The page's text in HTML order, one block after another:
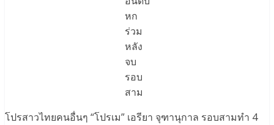
หก
ร่วม
หลัง
จบ
รอบ
สาม
โปรสาวไทยคนอื่นๆ “โปรเม” เอรียา จุฑานุกาล รอบสามทำ 4